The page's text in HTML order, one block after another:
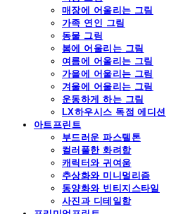
매장에 어울리는 그림
가족 연인 그림
동물 그림
봄에 어울리는 그림
여름에 어울리는 그림
가을에 어울리는 그림
겨울에 어울리는 그림
운동하게 하는 그림
LX하우시스 독점 에디션
아트프린트
부드러운 파스텔톤
컬러풀한 화려함
캐릭터와 귀여움
추상화와 미니멀리즘
동양화와 빈티지스타일
사진과 디테일함